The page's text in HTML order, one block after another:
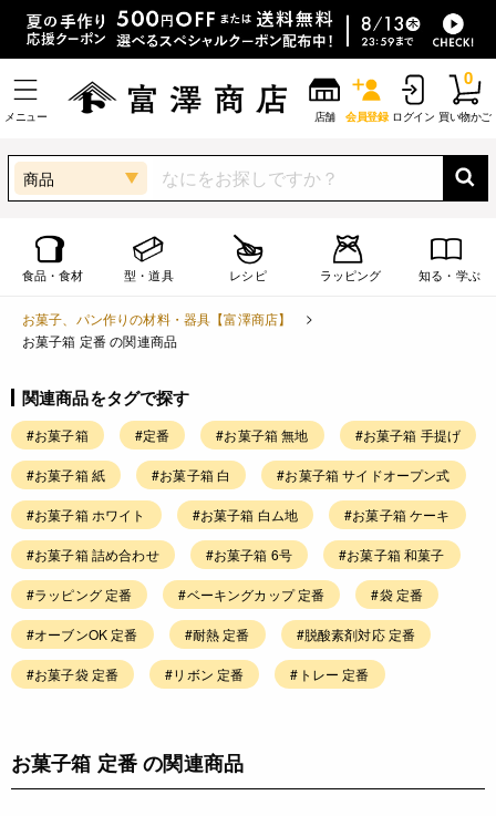
メニュー 店舗 会員登録 ログイン 買い物かご
0
商品
食品・食材 型・道具 レシピ ラッピング 知る・学ぶ
お菓子、パン作りの材料・器具【富澤商店】
お菓子箱 定番 の関連商品
関連商品をタグで探す
#お菓子箱 #定番 #お菓子箱 無地 #お菓子箱 手提げ
#お菓子箱 紙 #お菓子箱 白 #お菓子箱 サイドオープン式
#お菓子箱 ホワイト #お菓子箱 白ム地 #お菓子箱 ケーキ
#お菓子箱 詰め合わせ #お菓子箱 6号 #お菓子箱 和菓子
#ラッピング 定番 #ベーキングカップ 定番 #袋 定番
#オーブンOK 定番 #耐熱 定番 #脱酸素剤対応 定番
#お菓子袋 定番 #リボン 定番 #トレー 定番
お菓子箱 定番 の関連商品